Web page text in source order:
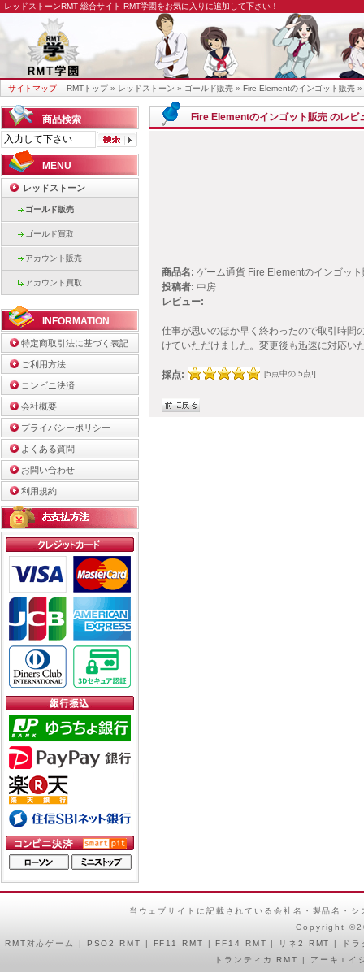
レッドストーンRMT 総合サイト RMT学園をお気に入りに追加して下さい！
サイトマップ RMTトップ» レッドストーン » ゴールド販売 » Fire Elementのインゴット販売 »
商品検索
MENU
レッドストーン
ゴールド販売
ゴールド買取
アカウント販売
アカウント買取
INFORMATION
特定商取引法に基づく表記
ご利用方法
コンビニ決済
会社概要
プライバシーポリシー
よくある質問
お問い合わせ
利用規約
Fire Elementのインゴット販売 のレビ
商品名: ゲーム通貨 Fire Elementのインゴッ
投稿者: 中房
レビュー:
仕事が思いのほか早く終わったので取引時間
けていただけました。変更後も迅速に対応い
採点: [5点中の 5点!]
当ウェブサイトに記載されている会社名・製品名・
Copyright
RMT対応ゲーム | PSO2 RMT | FF11 RMT |FF14 RMT | リネ2 RMT |
ド
トランティカ RMT
| アーキエイ